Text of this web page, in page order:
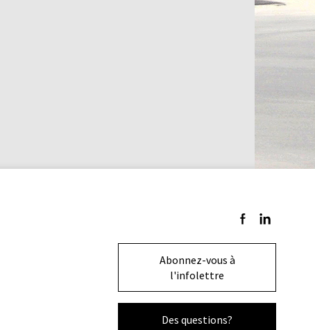
Suivez-nous sur
Suivez-nous
Abonnez-vous à
l'infolettre
Des questions?